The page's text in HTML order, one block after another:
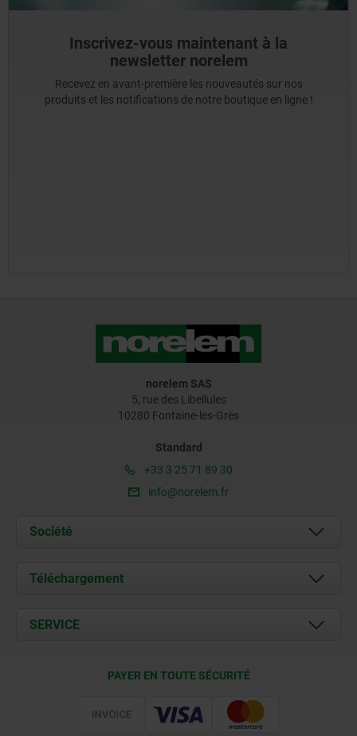
Inscrivez-vous maintenant à la
newsletter norelem
Recevez en avant-première les nouveautés sur nos
produits et les notifications de notre boutique en ligne !
norelem SAS
5, rue des Libellules
10280 Fontaine-les-Grès
Standard
+33 3 25 71 89 30
info@norelem.fr
Société
À propos de nous
Contact
Téléchargement
Documents
SERVICE
PAYER EN TOUTE SÉCURITÉ